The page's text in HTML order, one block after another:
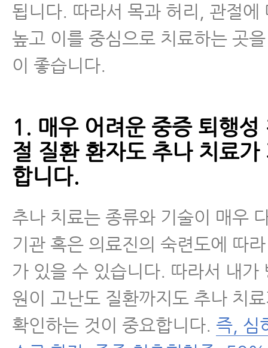
됩니다. 따라서 목과 허리, 관절에
높고 이를 중심으로 치료하는 곳
이 좋습니다.
1. 매우 어려운 중증 퇴행성
절 질환 환자도 추나 치료가
합니다.
추나 치료는 종류와 기술이 매우
기관 혹은 의료진의 숙련도에 따
가 있을 수 있습니다. 따라서 내가
원이 고난도 질환까지도 추나 치
확인하는 것이 중요합니다. 즉, 심